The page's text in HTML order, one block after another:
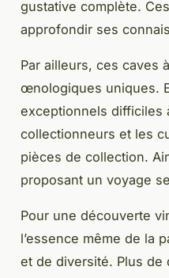
gustative complète.
approfondir ses
Par ailleurs, ces caves
œnologiques uniques.
exceptionnels difficiles
collectionneurs et les
pièces de collection.
proposant un voyage
Pour une découverte
l’essence même de la
et de diversité. Plus de